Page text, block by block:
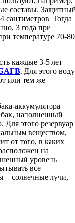
составы.
сантиметров. Тогда
3 года при
температуре 70-80
каждые 3-5 лет
. Для этого воду
или тем же
аккумулятора –
наполненный
Для этого резервуар
веществом,
от того, в каких
на
уровень
все
– солнечные лучи,